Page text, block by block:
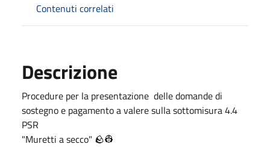
Contenuti correlati
Descrizione
Procedure per la presentazione delle domande di
sostegno e pagamento a valere sulla sottomisura 4.4
PSR
"Muretti a secco" 🪨👷